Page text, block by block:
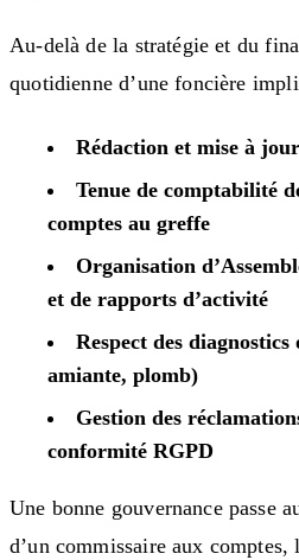
Au-delà de la stratégie et du
quotidienne d’une foncière
Rédaction et mise à
Tenue de comptabilité
comptes au greffe
Organisation
et de rapports d’activité
Respect des
amiante, plomb)
Gestion des
conformité RGPD
Une bonne gouvernance passe
d’un commissaire aux comptes,